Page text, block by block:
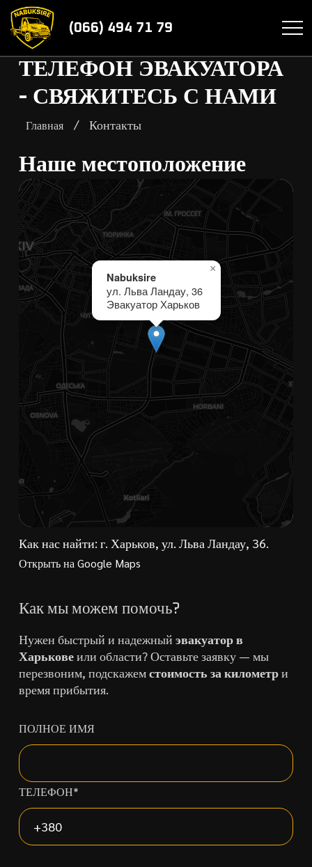
(066) 494 71 79
ТЕЛЕФОН ЭВАКУАТОРА
- СВЯЖИТЕСЬ С НАМИ
Главная / Контакты
Наше местоположение
Nabuksire
ул. Льва Ландау, 36
Эвакуатор Харьков
×
Как нас найти: г. Харьков, ул. Льва Ландау, 36.
Открыть на Google Maps
Как мы можем помочь?
Нужен быстрый и надежный эвакуатор в
Харьковеили области? Оставьте заявку — мы
перезвоним, подскажемстоимость за километри
время прибытия.
ПОЛНОЕ ИМЯ
ТЕЛЕФОН*